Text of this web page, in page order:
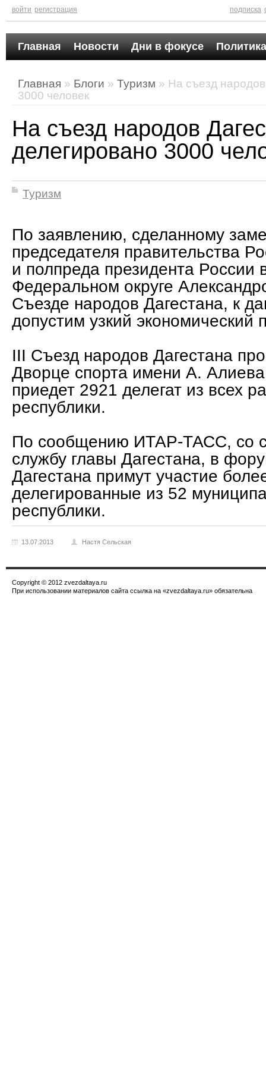
войти регистрация подписка
Главная Новости Дни в фокусе
Главная » Блоги » Туризм » На съезд
3000 человек
На съезд народов
делегировано 3000
Туризм
По заявлению, сделанному
председателя правительства
и полпреда президента России
Федеральном округе
Съезде народов Дагестана, к
допустим узкий экономический
III Съезд народов Дагестана
Дворце спорта имени А.
приедет 2921 делегат из всех
республики.
По сообщению ИТАР-ТАСС, со
службу главы Дагестана, в
Дагестана примут участие
делегированные из 52
республики.
13.07.2013 Настя Сельская
Copyright © 2012 zvezdaltaya.ru
При использовании материалов сайта ссылка на «zvezdaltaya.ru» обязательна